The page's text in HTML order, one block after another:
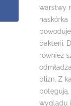
warstwy
naskórka
bakterii.
również
blizn. Z
wyglądu